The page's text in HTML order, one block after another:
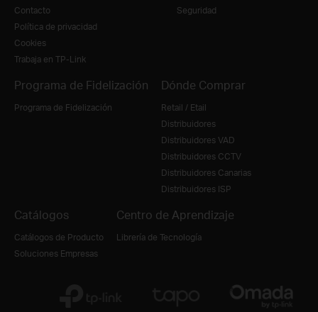
Contacto
Política de privacidad
Cookies
Trabaja en TP-Link
Seguridad
Programa de Fidelización
Programa de Fidelización
Dónde Comprar
Retail / Etail
Distribuidores
Distribuidores VAD
Distribuidores CCTV
Distribuidores Canarias
Distribuidores ISP
Catálogos
Catálogos de Producto
Soluciones Empresas
Centro de Aprendizaje
Librería de Tecnología